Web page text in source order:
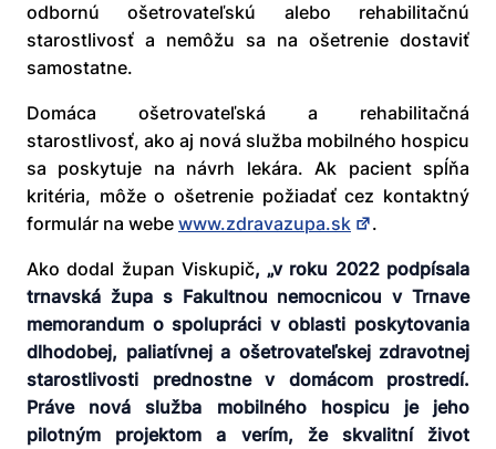
odbornú ošetrovateľskú alebo rehabilitačnú
starostlivosť a nemôžu sa na ošetrenie dostaviť
samostatne.
Domáca ošetrovateľská a rehabilitačná
starostlivosť, ako aj nová služba mobilného hospicu
sa poskytuje na návrh lekára. Ak pacient spĺňa
kritéria, môže o ošetrenie požiadať cez kontaktný
formulár na webe www.zdravazupa.sk .
Ako dodal župan Viskupič, „v roku 2022 podpísala
trnavská župa s Fakultnou nemocnicou v Trnave
memorandum o spolupráci v oblasti poskytovania
dlhodobej, paliatívnej a ošetrovateľskej zdravotnej
starostlivosti prednostne v domácom prostredí.
Práve nová služba mobilného hospicu je jeho
pilotným projektom a verím, že skvalitní život